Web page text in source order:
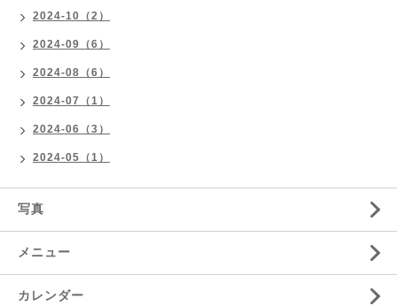
2024-10（2）
2024-09（6）
2024-08（6）
2024-07（1）
2024-06（3）
2024-05（1）
写真
メニュー
カレンダー